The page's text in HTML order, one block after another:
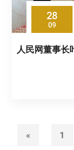
28
09
人民网董事长
« 1